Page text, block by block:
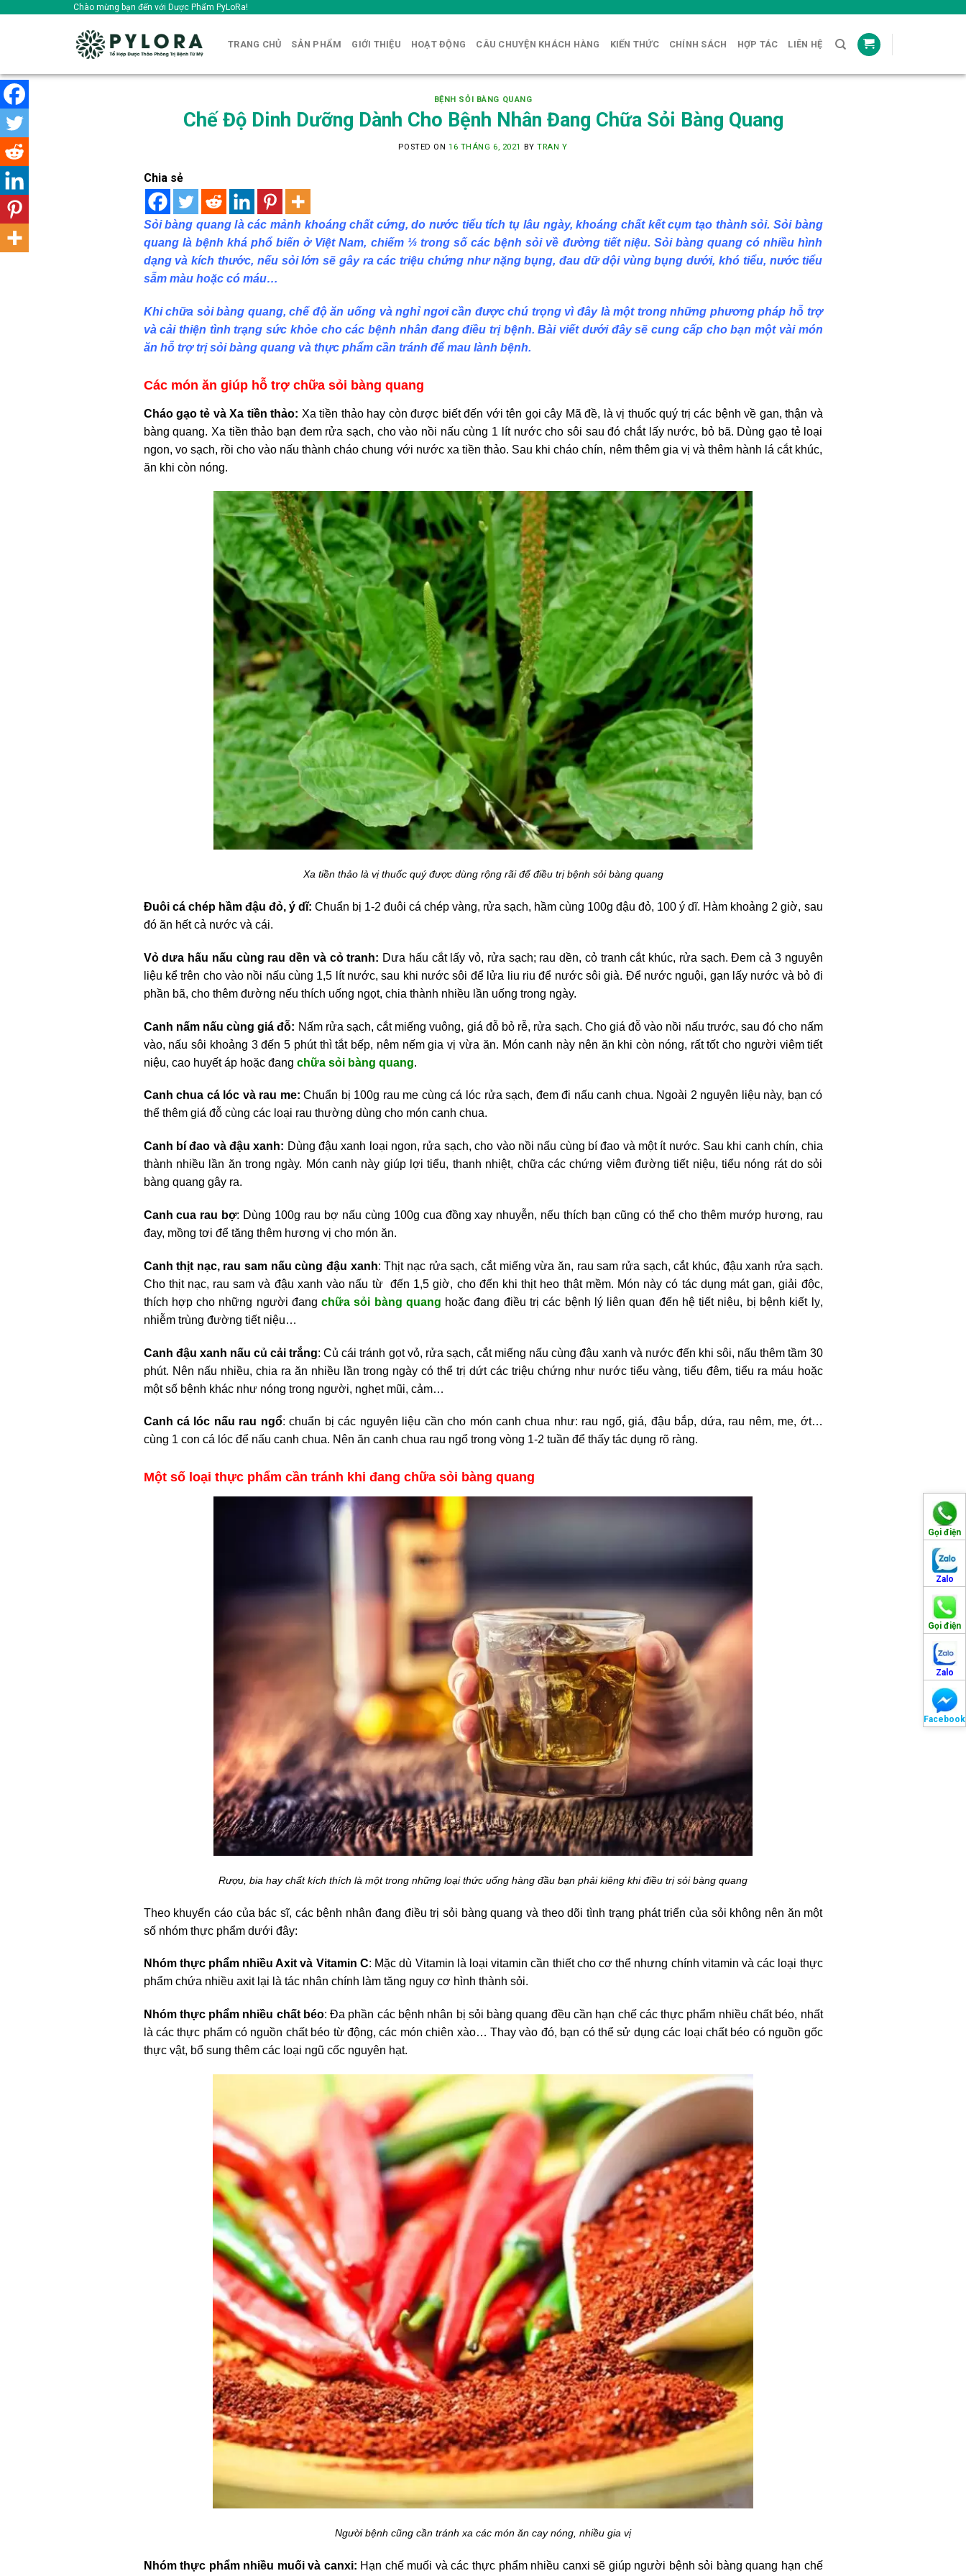
Chào mừng bạn đến với Dược Phẩm PyLoRa!
TRANG CHỦ SẢN PHẨM GIỚI THIỆU HOẠT ĐỘNG CÂU CHUYỆN KHÁCH HÀNG KIẾN THỨC CHÍNH SÁCH HỢP TÁC LIÊN HỆ
Gọi điện
Zalo
Gọi điện
Zalo
Facebook
BỆNH SỎI BÀNG QUANG
Chế Độ Dinh Dưỡng Dành Cho Bệnh Nhân Đang Chữa Sỏi Bàng Quang
POSTED ON 16 THÁNG 6, 2021 BYTRAN Y
Chia sẻ
Sỏi bàng quang là các mảnh khoáng chất cứng, do nước tiểu tích tụ lâu ngày, khoáng chất kết cụm tạo thành sỏi. Sỏi bàng
quang là bệnh khá phổ biến ở Việt Nam, chiếm ⅓ trong số các bệnh sỏi về đường tiết niệu. Sỏi bàng quang có nhiều hình
dạng và kích thước, nếu sỏi lớn sẽ gây ra các triệu chứng như nặng bụng, đau dữ dội vùng bụng dưới, khó tiểu, nước tiểu
sẫm màu hoặc có máu…
Khichữa sỏi bàng quang, chế độ ăn uống và nghỉ ngơi cần được chú trọng vì đây là một trong những phương pháp hỗ trợ
và cải thiện tình trạng sức khỏe cho các bệnh nhân đang điều trị bệnh. Bài viết dưới đây sẽ cung cấp cho bạn một vài món
ăn hỗ trợ trị sỏi bàng quang và thực phẩm cần tránh để mau lành bệnh.
Các món ăn giúp hỗ trợ chữa sỏi bàng quang
Cháo gạo tẻ và Xa tiền thảo: Xa tiền thảo hay còn được biết đến với tên gọi cây Mã đề, là vị thuốc quý trị các bệnh về gan, thận và
bàng quang. Xa tiền thảo bạn đem rửa sạch, cho vào nồi nấu cùng 1 lít nước cho sôi sau đó chắt lấy nước, bỏ bã. Dùng gạo tẻ loại
ngon, vo sạch, rồi cho vào nấu thành cháo chung với nước xa tiền thảo. Sau khi cháo chín, nêm thêm gia vị và thêm hành lá cắt khúc,
ăn khi còn nóng.
Xa tiền thảo là vị thuốc quý được dùng rộng rãi để điều trị bệnh sỏi bàng quang
Đuôi cá chép hầm đậu đỏ, ý dĩ: Chuẩn bị 1-2 đuôi cá chép vàng, rửa sạch, hầm cùng 100g đậu đỏ, 100 ý dĩ. Hàm khoảng 2 giờ, sau
đó ăn hết cả nước và cái.
Vỏ dưa hấu nấu cùng rau dền và cỏ tranh: Dưa hấu cắt lấy vỏ, rửa sạch; rau dền, cỏ tranh cắt khúc, rửa sạch. Đem cả 3 nguyên
liệu kể trên cho vào nồi nấu cùng 1,5 lít nước, sau khi nước sôi để lửa liu riu để nước sôi già. Để nước nguội, gạn lấy nước và bỏ đi
phần bã, cho thêm đường nếu thích uống ngọt, chia thành nhiều lần uống trong ngày.
Canh nấm nấu cùng giá đỗ: Nấm rửa sạch, cắt miếng vuông, giá đỗ bỏ rễ, rửa sạch. Cho giá đỗ vào nồi nấu trước, sau đó cho nấm
vào, nấu sôi khoảng 3 đến 5 phút thì tắt bếp, nêm nếm gia vị vừa ăn. Món canh này nên ăn khi còn nóng, rất tốt cho người viêm tiết
niệu, cao huyết áp hoặc đang chữa sỏi bàng quang.
Canh chua cá lóc và rau me:Chuẩn bị 100g rau me cùng cá lóc rửa sạch, đem đi nấu canh chua. Ngoài 2 nguyên liệu này, bạn có
thể thêm giá đỗ cùng các loại rau thường dùng cho món canh chua.
Canh bí đao và đậu xanh: Dùng đậu xanh loại ngon, rửa sạch, cho vào nồi nấu cùng bí đao và một ít nước. Sau khi canh chín, chia
thành nhiều lần ăn trong ngày. Món canh này giúp lợi tiểu, thanh nhiệt, chữa các chứng viêm đường tiết niệu, tiểu nóng rát do sỏi
bàng quang gây ra.
Canh cua rau bợ: Dùng 100g rau bợ nấu cùng 100g cua đồng xay nhuyễn, nếu thích bạn cũng có thể cho thêm mướp hương, rau
đay, mồng tơi để tăng thêm hương vị cho món ăn.
Canh thịt nạc, rau sam nấu cùng đậu xanh: Thịt nạc rửa sạch, cắt miếng vừa ăn, rau sam rửa sạch, cắt khúc, đậu xanh rửa sạch.
Cho thịt nạc, rau sam và đậu xanh vào nấu từ đến 1,5 giờ, cho đến khi thịt heo thật mềm. Món này có tác dụng mát gan, giải độc,
thích hợp cho những người đangchữa sỏi bàng quang hoặc đang điều trị các bệnh lý liên quan đến hệ tiết niệu, bị bệnh kiết lỵ,
nhiễm trùng đường tiết niệu…
Canh đậu xanh nấu củ cải trắng: Củ cái tránh gọt vỏ, rửa sạch, cắt miếng nấu cùng đậu xanh và nước đến khi sôi, nấu thêm tầm 30
phút. Nên nấu nhiều, chia ra ăn nhiều lần trong ngày có thể trị dứt các triệu chứng như nước tiểu vàng, tiểu đêm, tiểu ra máu hoặc
một số bệnh khác như nóng trong người, nghẹt mũi, cảm…
Canh cá lóc nấu rau ngổ: chuẩn bị các nguyên liệu cần cho món canh chua như: rau ngổ, giá, đậu bắp, dứa, rau nêm, me, ớt…
cùng 1 con cá lóc để nấu canh chua. Nên ăn canh chua rau ngổ trong vòng 1-2 tuần để thấy tác dụng rõ ràng.
Một số loại thực phẩm cần tránh khi đang chữa sỏi bàng quang
Rượu, bia hay chất kích thích là một trong những loại thức uống hàng đầu bạn phải kiêng khi điều trị sỏi bàng quang
Theo khuyến cáo của bác sĩ, các bệnh nhân đang điều trị sỏi bàng quang và theo dõi tình trạng phát triển của sỏi không nên ăn một
số nhóm thực phẩm dưới đây:
Nhóm thực phẩm nhiều Axit và Vitamin C: Mặc dù Vitamin là loại vitamin cần thiết cho cơ thể nhưng chính vitamin và các loại thực
phẩm chứa nhiều axit lại là tác nhân chính làm tăng nguy cơ hình thành sỏi.
Nhóm thực phẩm nhiều chất béo: Đa phần các bệnh nhân bị sỏi bàng quang đều cần hạn chế các thực phẩm nhiều chất béo, nhất
là các thực phẩm có nguồn chất béo từ động, các món chiên xào… Thay vào đó, bạn có thể sử dụng các loại chất béo có nguồn gốc
thực vật, bổ sung thêm các loại ngũ cốc nguyên hạt.
Người bệnh cũng cần tránh xa các món ăn cay nóng, nhiều gia vị
Nhóm thực phẩm nhiều muối và canxi: Hạn chế muối và các thực phẩm nhiều canxi sẽ giúp người bệnh sỏi bàng quang hạn chế